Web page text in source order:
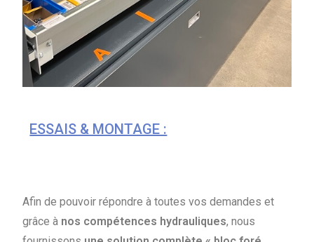
ESSAIS & MONTAGE :
Afin de pouvoir répondre à toutes vos demandes et
grâce à nos compétences hydrauliques, nous